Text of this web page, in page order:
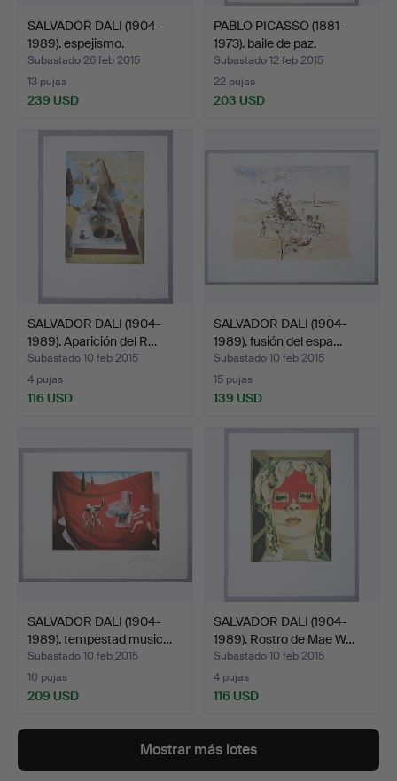
SALVADOR DALI (1904-
1989). espejismo.
Subastado 26 feb 2015
13 pujas
239 USD
PABLO PICASSO (1881-
1973). baile de paz.
Subastado 12 feb 2015
22 pujas
203 USD
SALVADOR DALI (1904-
1989). Aparición del R…
Subastado 10 feb 2015
4 pujas
116 USD
SALVADOR DALI (1904-
1989). fusión del espa…
Subastado 10 feb 2015
15 pujas
139 USD
SALVADOR DALI (1904-
1989). tempestad music…
Subastado 10 feb 2015
10 pujas
209 USD
SALVADOR DALI (1904-
1989). Rostro de Mae W…
Subastado 10 feb 2015
4 pujas
116 USD
Mostrar más lotes